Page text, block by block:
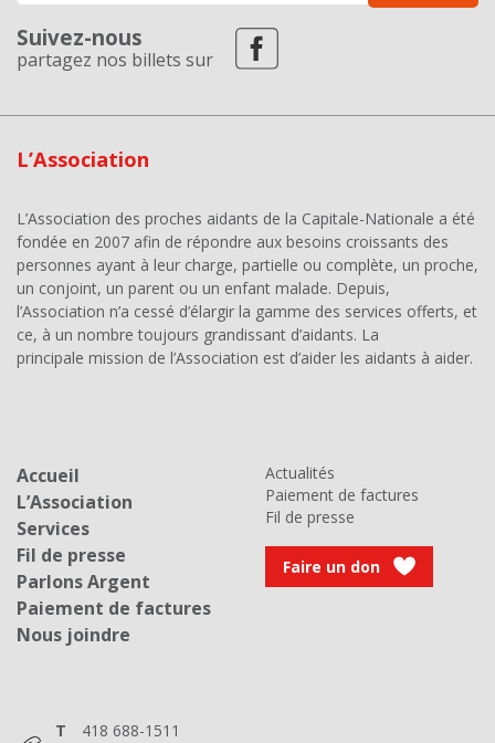
Suivez-nous
partagez nos billets sur
L’Association
L’Association des proches aidants de la Capitale-Nationale a été
fondée en 2007 afin de répondre aux besoins croissants des
personnes ayant à leur charge, partielle ou complète, un proche,
un conjoint, un parent ou un enfant malade. Depuis,
l’Association n’a cessé d’élargir la gamme des services offerts, et
ce, à un nombre toujours grandissant d’aidants. La
principale mission de l’Association est d’aider les aidants à aider.
Accueil
L’Association
Services
Fil de presse
Parlons Argent
Paiement de factures
Nous joindre
Actualités
Paiement de factures
Fil de presse
Faire un don
T
418 688-1511